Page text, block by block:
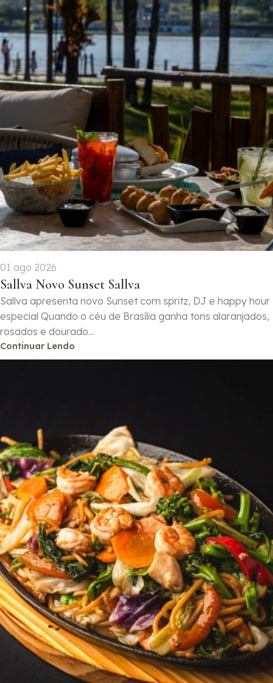
01 ago 2026
Sallva Novo Sunset Sallva
Sallva apresenta novo Sunset com spritz, DJ e happy hour
especial Quando o céu de Brasília ganha tons alaranjados,
rosados e dourado...
Continuar Lendo